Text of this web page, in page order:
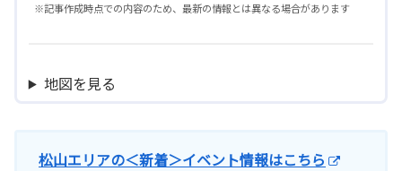
※記事作成時点での内容のため、最新の情報とは異なる場合があります
地図を見る
松山エリアの＜新着＞イベント情報はこちら